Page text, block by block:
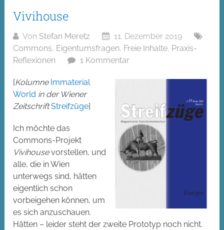
Vivihouse
Von Stefan Meretz
11. Dezember 2019
Commons, Eigentumsfragen, Freie Inhalte, Praxis-
Reflexionen
1 Kommentar
[Kolumne Immaterial
World in der Wiener
Zeitschrift Streifzüge]
Ich möchte das
Commons-Projekt
Vivihousevorstellen, und
alle, die in Wien
unterwegs sind, hätten
eigentlich schon
vorbeigehen können, um
es sich anzuschauen.
Hätten – leider steht der zweite Prototyp noch nicht.